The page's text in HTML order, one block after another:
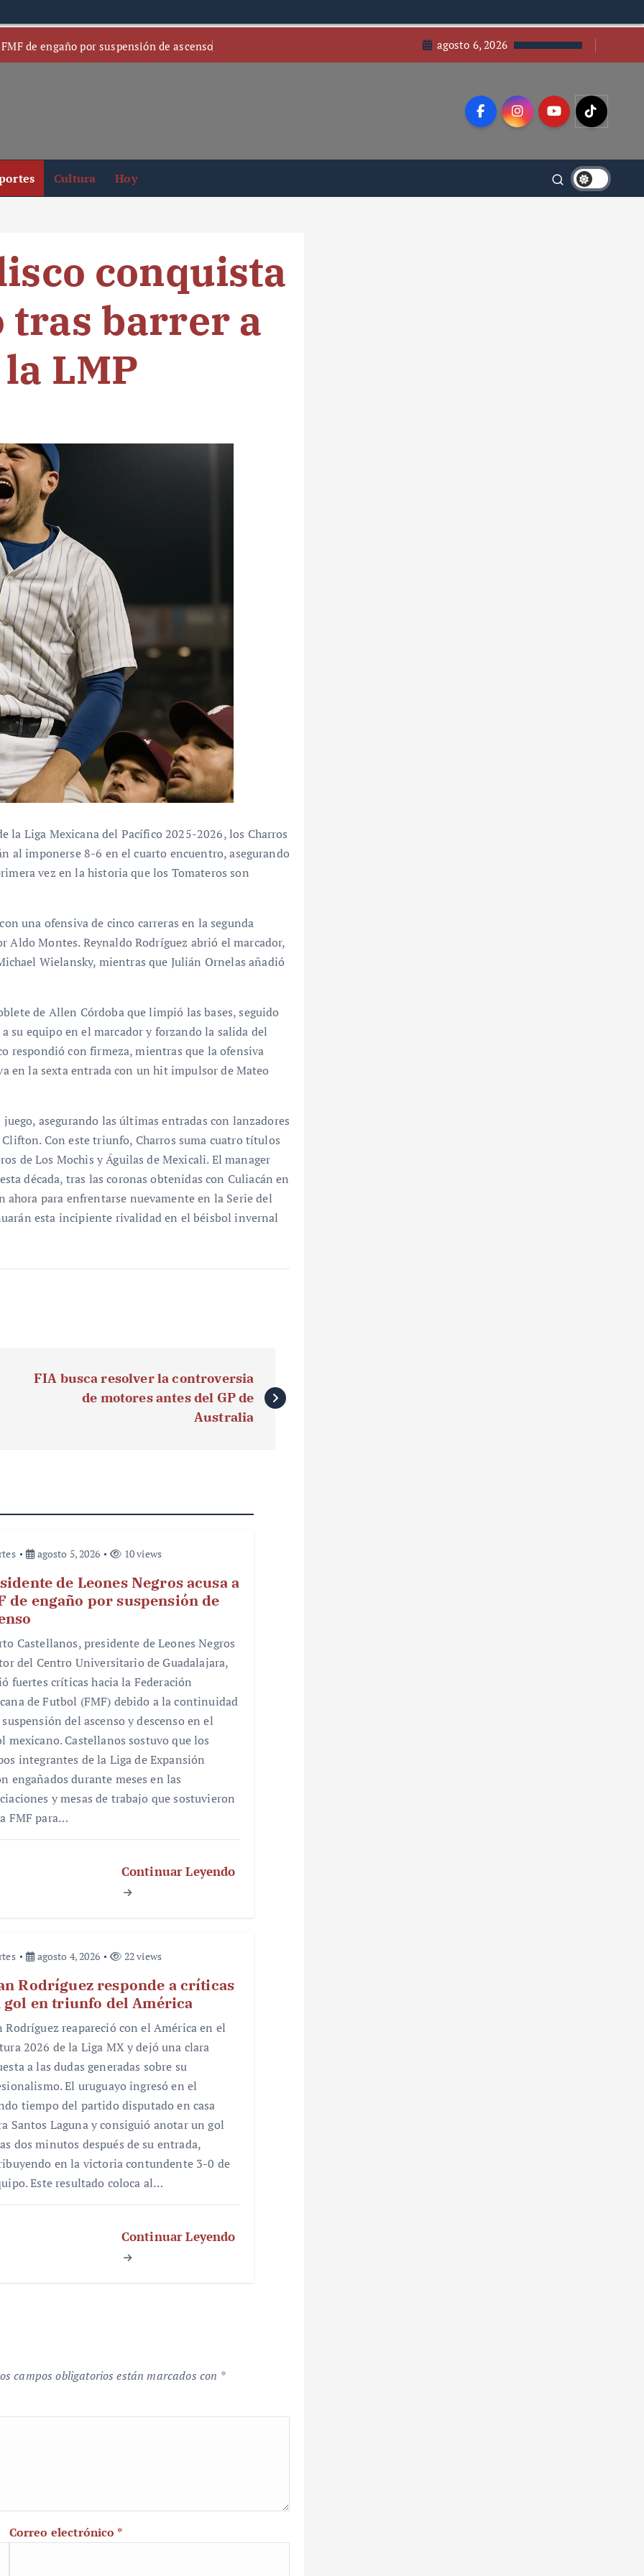
de engaño por suspensión de ascenso agosto 6, 2026
Cultura Hoy
conquista
tras barrer a
LMP
Liga Mexicana del Pacífico 2025-2026, los Charros
al imponerse 8-6 en el cuarto encuentro, asegurando
vez en la historia que los Tomateros son
una ofensiva de cinco carreras en la segunda
Montes. Reynaldo Rodríguez abrió el marcador,
Wielansky, mientras que Julián Ornelas añadió
de Allen Córdoba que limpió las bases, seguido
su equipo en el marcador y forzando la salida del
respondió con firmeza, mientras que la ofensiva
en la sexta entrada con un hit impulsor de Mateo
asegurando las últimas entradas con lanzadores
Clifton. Con este triunfo, Charros suma cuatro títulos
de Los Mochis y Águilas de Mexicali. El manager
década, tras las coronas obtenidas con Culiacán en
para enfrentarse nuevamente en la Serie del
esta incipiente rivalidad en el béisbol invernal
FIA busca resolver la controversia
de motores antes del GP de
Australia
agosto 5, 2026 10 views
de Leones Negros acusa a
de engaño por suspensión de
Castellanos, presidente de Leones Negros
del Centro Universitario de Guadalajara,
fuertes críticas hacia la Federación
de Futbol (FMF) debido a la continuidad
del ascenso y descenso en el
mexicano. Castellanos sostuvo que los
integrantes de la Liga de Expansión
engañados durante meses en las
y mesas de trabajo que sostuvieron
FMF para…
Continuar Leyendo
agosto 4, 2026 22 views
Rodríguez responde a críticas
gol en triunfo del América
Rodríguez reapareció con el América en el
2026 de la Liga MX y dejó una clara
a las dudas generadas sobre su
El uruguayo ingresó en el
tiempo del partido disputado en casa
Santos Laguna y consiguió anotar un gol
dos minutos después de su entrada,
en la victoria contundente 3-0 de
Este resultado coloca al…
Continuar Leyendo
campos obligatorios están marcados con *
Correo electrónico *